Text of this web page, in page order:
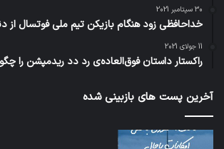
30 سپتامبر 2021
خداحافظی زود هنگام بازیکن تیم ملی فوتسال از
11 جولای 2021
راکستار داستان فوق‌العاده‌ی رد دد ریدمپشن را
آخرین پست های بازبینی شده